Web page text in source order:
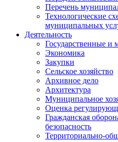
Перечень
Технологические
муниципальных
Деятельность
Государственные и
Экономика
Закупки
Сельское хозяйство
Архивное дело
Архитектура
Муниципальное
Оценка
Гражданская
безопасность
Территориально-